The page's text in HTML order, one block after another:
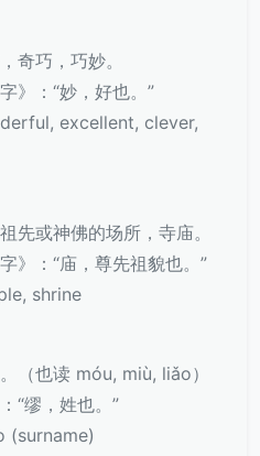
奇巧，巧妙。
》：“妙，好也。”
excellent, clever,
先或神佛的场所，寺庙。
》：“庙，尊先祖貌也。”
shrine
（也读 móu, miù, liǎo）
“缪，姓也。”
(surname)